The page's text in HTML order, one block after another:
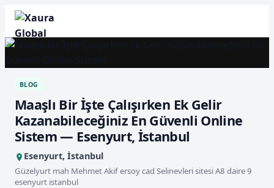
BLOG
Maaşlı Bir İşte Çalışırken Ek Gelir
Kazanabileceğiniz En Güvenli Online
Sistem — Esenyurt, İstanbul
Esenyurt, İstanbul
Güzelyurt mah Mehmet Akif ersoy cad Selinevleri sitesi A8 daire 9
esenyurt istanbul